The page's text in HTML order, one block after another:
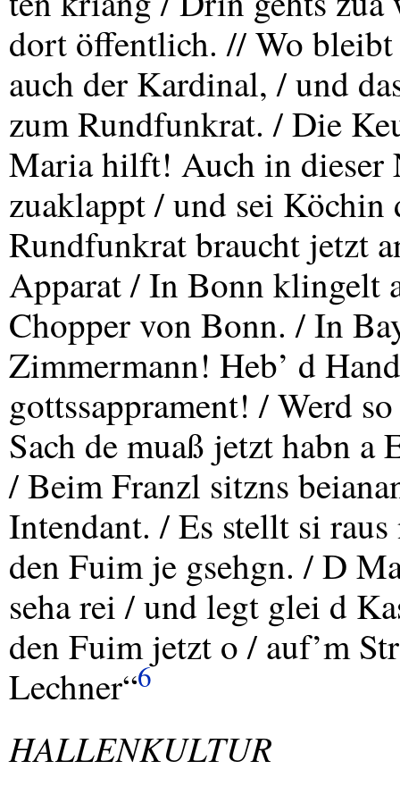
dort öffentlich. // Wo
auch der Kardinal, / und
zum Rundfunkrat. / Die
Maria hilft! Auch in dieser
zuaklappt / und sei Köchin
Rundfunkrat braucht jetzt
Apparat / In Bonn klingelt
Chopper von Bonn. / In
Zimmermann! Heb’ d
gottssapprament! / Werd
Sach de muaß jetzt habn
/ Beim Franzl sitzns
Intendant. / Es stellt si
den Fuim je gsehgn. / D
seha rei / und legt glei d
den Fuim jetzt o / auf’m
Lechner“6
HALLENKULTUR